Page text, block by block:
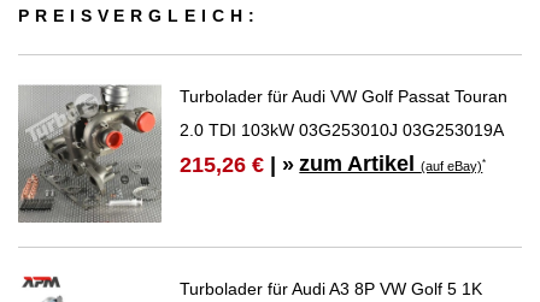
PREIS­VER­GLEICH:
Turbolader für Audi VW Golf Passat Touran
2.0 TDI 103kW 03G253010J 03G253019A
215,26 € | » zum Artikel(auf eBay)*
Turbolader für Audi A3 8P VW Golf 5 1K